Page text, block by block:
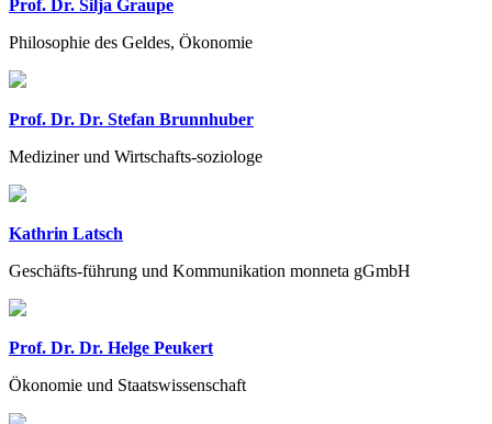
Prof. Dr. Silja Graupe
Philosophie des Geldes, Ökonomie
Prof. Dr. Dr. Stefan Brunnhuber
Mediziner und Wirtschafts-soziologe
Kathrin Latsch
Geschäfts-führung und Kommunikation monneta gGmbH
Prof. Dr. Dr. Helge Peukert
Ökonomie und Staatswissenschaft